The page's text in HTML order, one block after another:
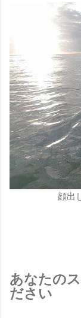
顔出
あなたの
ださい